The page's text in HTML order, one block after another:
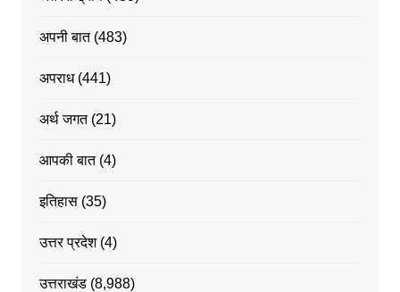
अपनी बात(483)
अपराध(441)
अर्थ जगत(21)
आपकी बात(4)
इतिहास(35)
उत्तर प्रदेश(4)
उत्तराखंड(8,988)